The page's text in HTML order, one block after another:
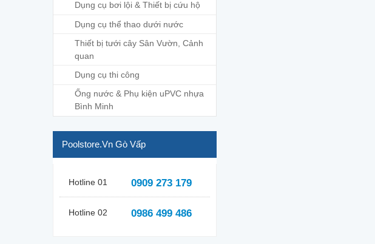
Dụng cụ bơi lội & Thiết bị cứu hộ
Dụng cụ thể thao dưới nước
Thiết bị tưới cây Sân Vườn, Cảnh
quan
Dụng cụ thi công
Ống nước & Phụ kiện uPVC nhựa
Bình Minh
Poolstore.vn Gò Vấp
Hotline 01 0909 273 179
Hotline 02 0986 499 486